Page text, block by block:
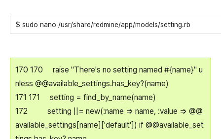
$ sudo nano /usr/share/redmine/app/models/setting.rb
170 170 raise "There's no setting named #{name}" u
nless @@available_settings.has_key?(name)
171 171 setting = find_by_name(name)
172 setting ||= new(:name => name, :value => @@
available_settings[name]['default']) if @@available_set